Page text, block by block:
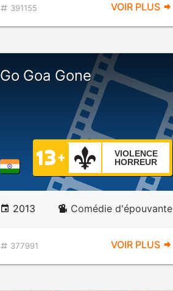
391155 VOIR PLUS
Go Goa Gone
VIOLENCE
HORREUR
2013 Comédie d'épouvante
377991 VOIR PLUS